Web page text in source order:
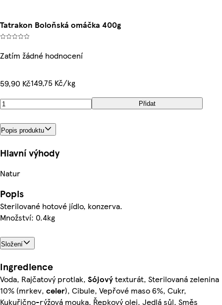
Tatrakon Boloňská omáčka 400g
Zatím žádné hodnocení
59,90 Kč149,75 Kč/kg
Přidat
Popis produktu
Hlavní výhody
Natur
Popis
Sterilované hotové jídlo, konzerva.
Množství: 0.4kg
Složení
Ingredience
Voda, Rajčatový protlak, Sójovýtexturát, Sterilovaná zelenina
10% (mrkev, celer), Cibule, Vepřové maso 6%, Cukr,
Kukuřično-rýžová mouka, Řepkový olej, Jedlá sůl, Směs